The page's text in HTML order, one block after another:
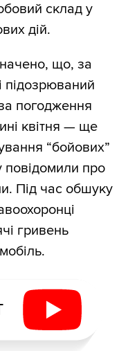
склад у
дій.
що, за
підозрюваний
погодження
квітня — ще
“бойових”
повідомили про
Під час обшуку
гривень